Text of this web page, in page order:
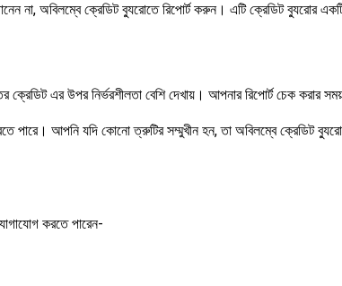
না, অবিলম্বে ক্রেডিট ব্যুরোতে রিপোর্ট করুন। এটি ক্রেডিট ব্যুরোর
এর উপর নির্ভরশীলতা বেশি দেখায়। আপনার রিপোর্ট চেক করার
পারে। আপনি যদি কোনো ত্রুটির সম্মুখীন হন, তা অবিলম্বে ক্রেডিট ব্যুরো
করতে পারেন-